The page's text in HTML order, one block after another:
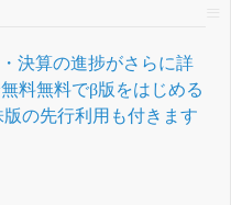
決算の進捗がさらに詳
料無料でβ版をはじめる
の先行利用も付きます